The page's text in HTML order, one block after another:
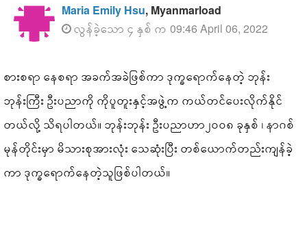
Maria Emily Hsu, Myanmarload
လွန်ခဲ့သော ၄ နှစ် က 09:46 April 06, 2022
စားစရာ နေစရာ အခက်အခဲဖြစ်ကာ ဒုက္ခရောက်နေတဲ့ ဘုန်း
ဘုန်းကြီး ဦးပညာကို ကိုပူတူးနှင့်အဖွဲ့က ကယ်တင်ပေးလိုက်နိုင်
တယ်လို့ သိရပါတယ်။ ဘုန်းဘုန်း ဦးပညာဟာ၂၀၀၈ ခုနှစ် ၊ နာဂစ်
မုန်တိုင်းမှာ မိသားစုအားလုံး သေဆုံးပြီး တစ်ယောက်တည်းကျန်ခဲ့
ကာ ဒုက္ခရောက်နေတဲ့သူဖြစ်ပါတယ်။